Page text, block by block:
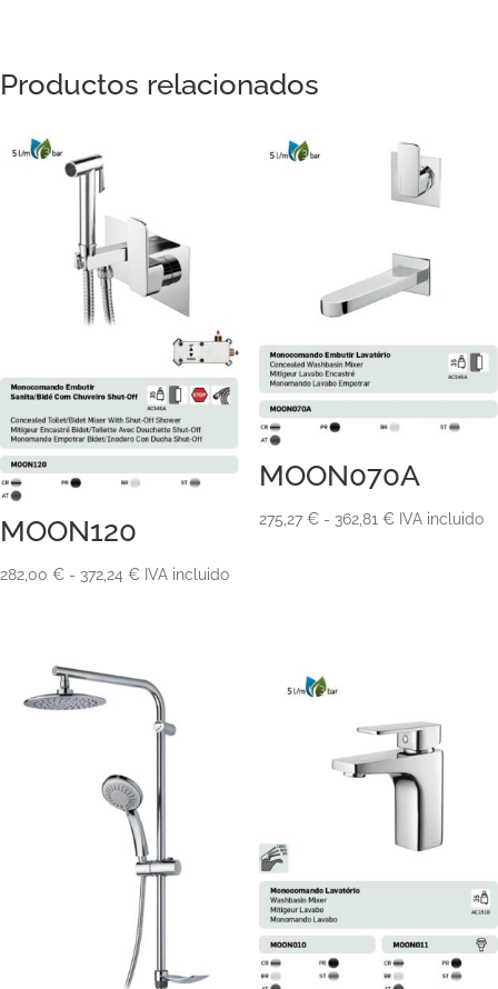
Productos relacionados
MOON120
282,00 € - 372,24 €Rango
282,00 €
hasta
IVA incluido
MOON070A
275,27 € - 362,81 €Rango
IVA incluido